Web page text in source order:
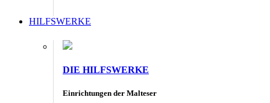
HILFSWERKE
DIE HILFSWERKE
Einrichtungen der Malteser